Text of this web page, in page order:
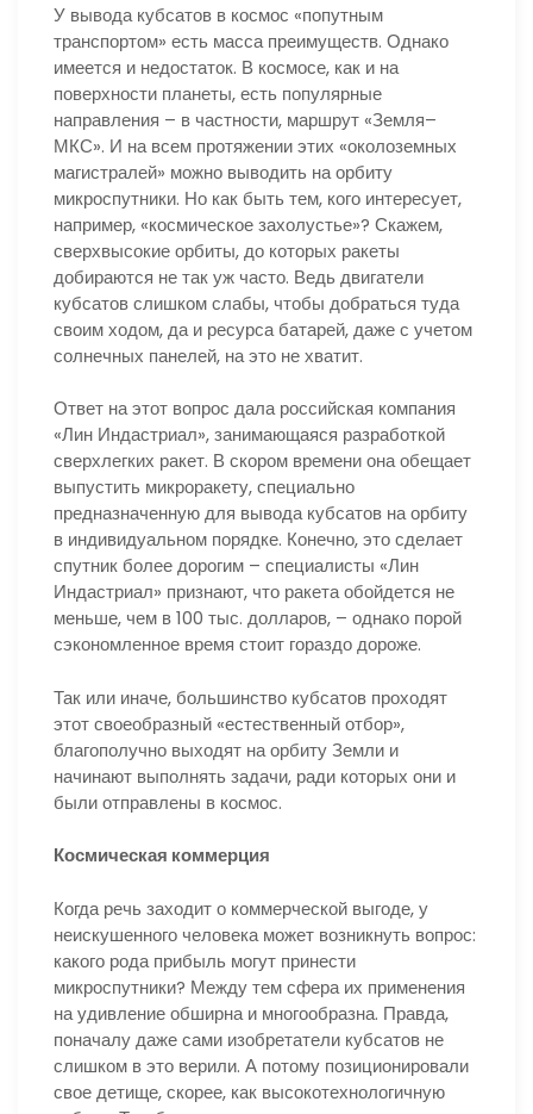
У вывода кубсатов в космос «попутным
транспортом» есть масса преимуществ. Однако
имеется и недостаток. В космосе, как и на
поверхности планеты, есть популярные
направления – в частности, маршрут «Земля–
МКС». И на всем протяжении этих «околоземных
магистралей» можно выводить на орбиту
микроспутники. Но как быть тем, кого интересует,
например, «космическое захолустье»? Скажем,
сверхвысокие орбиты, до которых ракеты
добираются не так уж часто. Ведь двигатели
кубсатов слишком слабы, чтобы добраться туда
своим ходом, да и ресурса батарей, даже с учетом
солнечных панелей, на это не хватит.
Ответ на этот вопрос дала российская компания
«Лин Индастриал», занимающаяся разработкой
сверхлегких ракет. В скором времени она обещает
выпустить микроракету, специально
предназначенную для вывода кубсатов на орбиту
в индивидуальном порядке. Конечно, это сделает
спутник более дорогим – специалисты «Лин
Индастриал» признают, что ракета обойдется не
меньше, чем в 100 тыс. долларов, – однако порой
сэкономленное время стоит гораздо дороже.
Так или иначе, большинство кубсатов проходят
этот своеобразный «естественный отбор»,
благополучно выходят на орбиту Земли и
начинают выполнять задачи, ради которых они и
были отправлены в космос.
Космическая коммерция
Когда речь заходит о коммерческой выгоде, у
неискушенного человека может возникнуть вопрос:
какого рода прибыль могут принести
микроспутники? Между тем сфера их применения
на удивление обширна и многообразна. Правда,
поначалу даже сами изобретатели кубсатов не
слишком в это верили. А потому позиционировали
свое детище, скорее, как высокотехнологичную